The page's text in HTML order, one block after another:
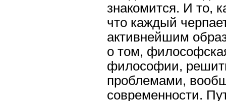
знакомится. И то,
что каждый
активнейшим
о том,
философии,
проблемами,
современности.